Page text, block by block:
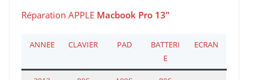
Réparation APPLE Macbook Pro 13″
ANNEE CLAVIER PAD
BATTERI
E
ECRAN